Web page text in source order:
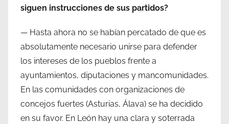
siguen instrucciones de sus partidos?
— Hasta ahora no se habían percatado de que es
absolutamente necesario unirse para defender
los intereses de los pueblos frente a
ayuntamientos, diputaciones y mancomunidades.
En las comunidades con organizaciones de
concejos fuertes (Asturias, Álava) se ha decidido
en su favor. En León hay una clara y soterrada